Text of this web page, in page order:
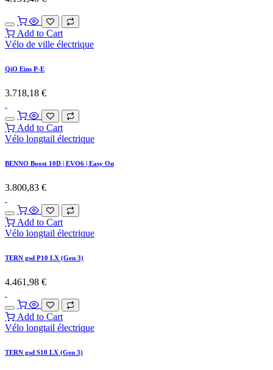
Add to Cart
Vélo de ville électrique
QiO Eins P-E
3.718,18 €
Add to Cart
Vélo longtail électrique
BENNO Boost 10D | EVO6 | Easy On
3.800,83 €
Add to Cart
Vélo longtail électrique
TERN gsd P10 LX (Gen 3)
4.461,98 €
Add to Cart
Vélo longtail électrique
TERN gsd S10 LX (Gen 3)